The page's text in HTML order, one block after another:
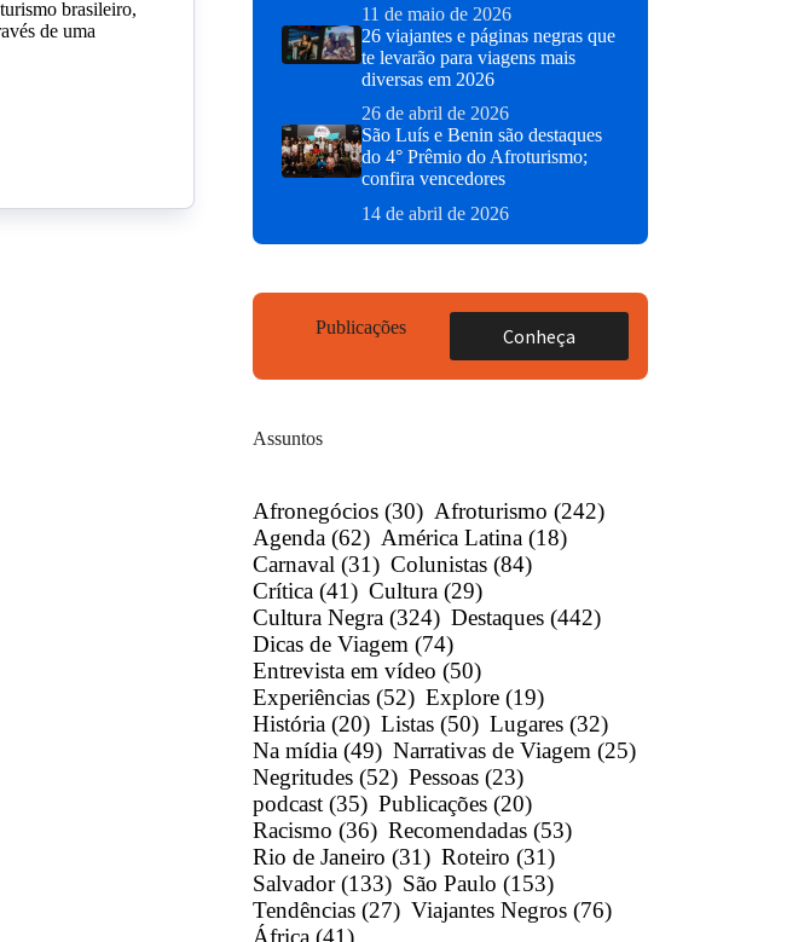
brasileiro,
de uma
11 de maio de 2026
26 viajantes e páginas negras que
te levarão para viagens mais
diversas em 2026
26 de abril de 2026
São Luís e Benin são destaques
do 4° Prêmio do Afroturismo;
confira vencedores
14 de abril de 2026
Publicações Conheça
Assuntos
Afronegócios (30) Afroturismo (242)
Agenda (62) América Latina (18)
Carnaval (31) Colunistas (84)
Crítica (41) Cultura (29)
Cultura Negra (324) Destaques (442)
Dicas de Viagem (74)
Entrevista em vídeo (50)
Experiências (52) Explore (19)
História (20) Listas (50) Lugares (32)
Na mídia (49) Narrativas de Viagem (25)
Negritudes (52) Pessoas (23)
podcast (35) Publicações (20)
Racismo (36) Recomendadas (53)
Rio de Janeiro (31) Roteiro (31)
Salvador (133) São Paulo (153)
Tendências (27) Viajantes Negros (76)
África (41)